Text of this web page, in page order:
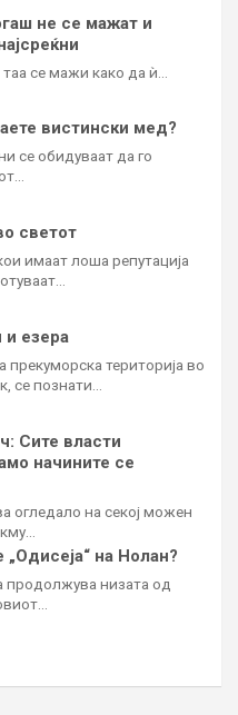
не се мажат и
се мажи како да ѝ…
вистински мед?
се обидуваат да го
светот
имаат лоша репутација
и езера
прекуморска територија во
се познати…
Сите власти
начините се
огледало на секој можен
на Нолан?
продолжува низата од